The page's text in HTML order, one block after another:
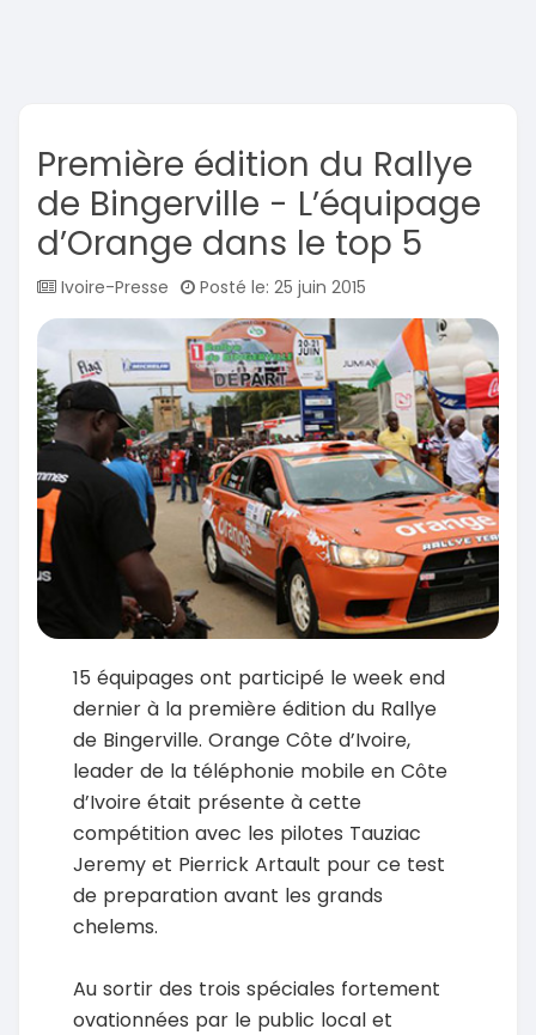
Première édition du Rallye
de Bingerville - L’équipage
d’Orange dans le top 5
Ivoire-Presse Posté le: 25 juin 2015
15 équipages ont participé le week end
dernier à la première édition du Rallye
de Bingerville. Orange Côte d’Ivoire,
leader de la téléphonie mobile en Côte
d’Ivoire était présente à cette
compétition avec les pilotes Tauziac
Jeremy et Pierrick Artault pour ce test
de preparation avant les grands
chelems.
Au sortir des trois spéciales fortement
ovationnées par le public local et